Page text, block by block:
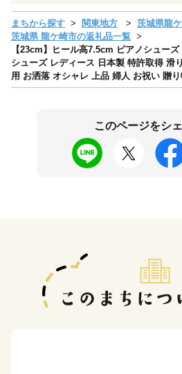
まちから探す 関東地方
茨城県龍
茨城県 龍ケ崎市の返礼品一覧
【23cm】ヒール高7.5cm ピアノシュー
シューズ レディース 日本製 特許取得 滑
用 お洒落 オシャレ 上品 婦人 お祝い 贈
このページをシ